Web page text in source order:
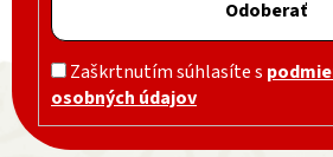
Odoberať
Zaškrtnutím súhlasíte s
osobných údajov
Zápätie